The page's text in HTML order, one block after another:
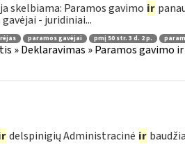
skelbiama: Paramos gavimo ir
- juridiniai...
paramos gavėjai pmį 50 str. 3 d. 2 p.
» Deklaravimas » Paramos gavimo
delspinigių Administracinė ir